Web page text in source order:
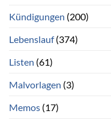
Kündigungen (200)
Lebenslauf(374)
Listen (61)
Malvorlagen (3)
Memos (17)